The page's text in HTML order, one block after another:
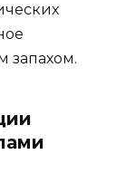
запахом.